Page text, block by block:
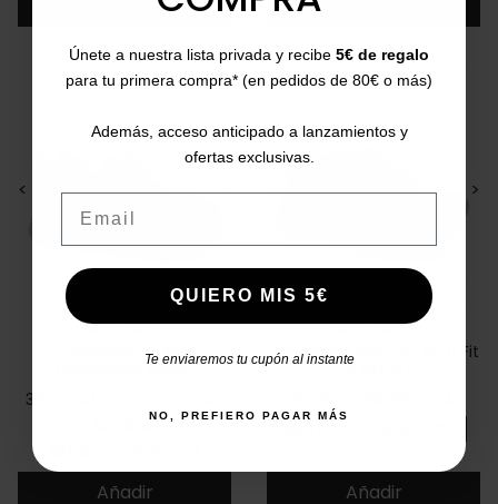
< >
SKECHERS
Zapatillas azules
Dynamight 58360
39
Añadir
< >
SKECHERS
Deportivas blancas Arch Fit
2.0 150067
Precio
Añadir
Únete a nuestra lista privada y recibe 5€ de regalo
para tu primera compra* (en pedidos de 80€ o más)
Además, acceso anticipado a lanzamientos y
ofertas exclusivas.
QUIERO MIS 5€
Te enviaremos tu cupón al instante
NO, PREFIERO PAGAR MÁS